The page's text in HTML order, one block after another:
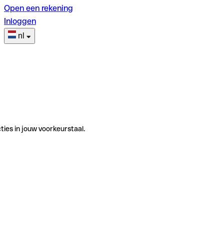
Open een rekening
Inloggen
nl
in jouw voorkeurstaal.